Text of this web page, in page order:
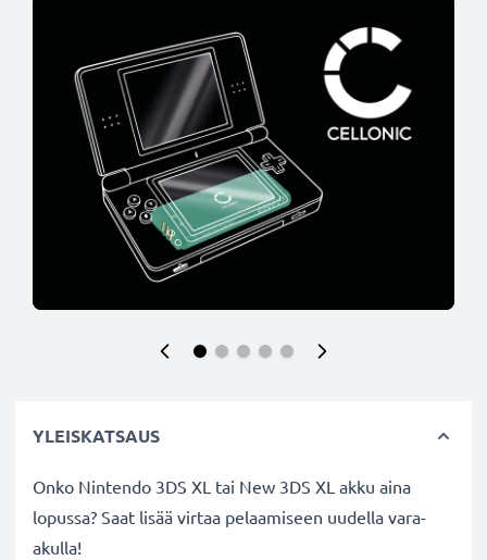
YLEISKATSAUS
Onko Nintendo 3DS XL tai New 3DS XL akku aina
lopussa? Saat lisää virtaa pelaamiseen uudella vara-
akulla!